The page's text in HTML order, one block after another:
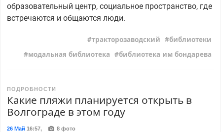
образовательный центр, социальное пространство, где
встречаются и общаются люди.
тракторозаводский
библиотеки
модальная библиотека
библиотека им бондарева
ПОДРОБНОСТИ
Какие пляжи планируется открыть в
Волгограде в этом году
26 Май 16:57, 8 фото